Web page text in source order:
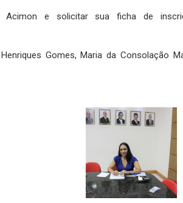
e solicitar sua ficha de
Gomes, Maria da Consolação